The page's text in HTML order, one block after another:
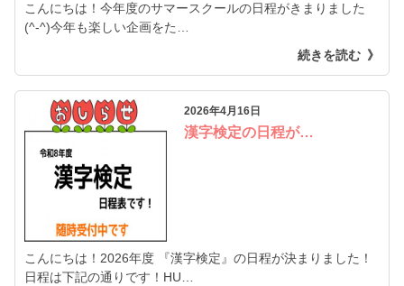
こんにちは！今年度のサマースクールの日程がきまりました
(^-^)今年も楽しい企画をた…
続きを読む
2026年4月16日
漢字検定の日程が…
こんにちは！2026年度 『漢字検定』の日程が決まりました！
日程は下記の通りです！HU…